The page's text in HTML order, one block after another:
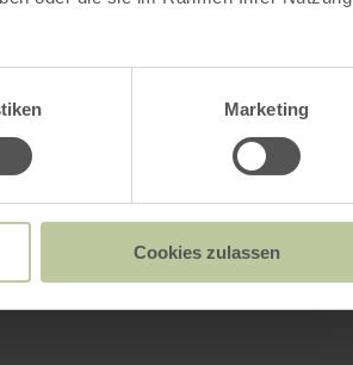
Marketing
Cookies zulassen